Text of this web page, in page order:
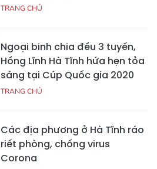
TRANG CHỦ
Ngoại binh chia đều 3 tuyến,
Hồng Lĩnh Hà Tĩnh hứa hẹn tỏa
sáng tại Cúp Quốc gia 2020
TRANG CHỦ
Các địa phương ở Hà Tĩnh ráo
riết phòng, chống virus
Corona